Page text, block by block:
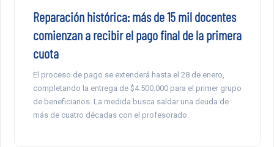
Reparación histórica: más de 15 mil docentes
comienzan a recibir el pago final de la primera
cuota
El proceso de pago se extenderá hasta el 28 de enero,
completando la entrega de $4.500.000 para el primer grupo
de beneficiarios. La medida busca saldar una deuda de
más de cuatro décadas con el profesorado.